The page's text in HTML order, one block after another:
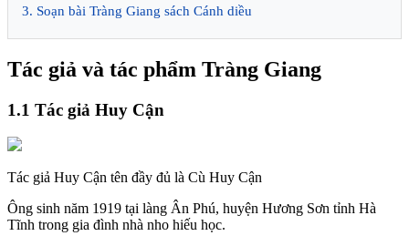
3. Soạn bài Tràng Giang sách Cánh diều
Tác giả và tác phẩm Tràng Giang
1.1 Tác giả Huy Cận
Tác giả Huy Cận tên đầy đủ là Cù Huy Cận
Ông sinh năm 1919 tại làng Ân Phú, huyện Hương Sơn tỉnh Hà
Tĩnh trong gia đình nhà nho hiếu học.